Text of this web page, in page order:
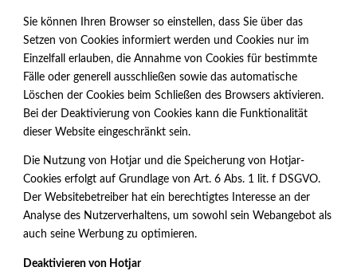
Sie können Ihren Browser so einstellen, dass Sie über das
Setzen von Cookies informiert werden und Cookies nur im
Einzelfall erlauben, die Annahme von Cookies für bestimmte
Fälle oder generell ausschließen sowie das automatische
Löschen der Cookies beim Schließen des Browsers aktivieren.
Bei der Deaktivierung von Cookies kann die Funktionalität
dieser Website eingeschränkt sein.
Die Nutzung von Hotjar und die Speicherung von Hotjar-
Cookies erfolgt auf Grundlage von Art. 6 Abs. 1 lit. f DSGVO.
Der Websitebetreiber hat ein berechtigtes Interesse an der
Analyse des Nutzerverhaltens, um sowohl sein Webangebot als
auch seine Werbung zu optimieren.
Deaktivieren von Hotjar